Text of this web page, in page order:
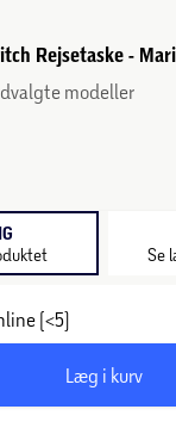
Rejsetaske -
modeller
Se
(<5)
Læg i kurv